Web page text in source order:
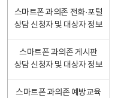
스마트폰 과의존 전화·포털
상담 신청자 및 대상자 정보
스마트폰 과의존 게시판
상담 신청자 및 대상자 정보
스마트폰 과의존 예방교육